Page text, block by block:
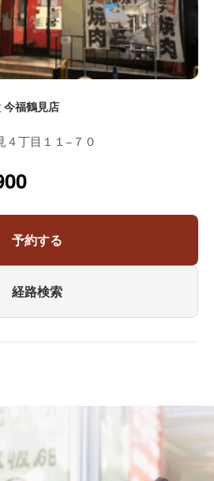
今福鶴見店
４丁目１１−７０
予約する
経路検索